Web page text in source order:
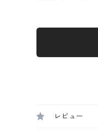
レビュー